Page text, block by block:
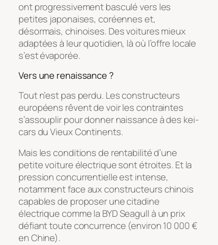
ont progressivement basculé vers les
petites japonaises, coréennes et,
désormais, chinoises. Des voitures mieux
adaptées à leur quotidien, là où l’offre locale
s’est évaporée.
Vers une renaissance ?
Tout n’est pas perdu. Les constructeurs
européens rêvent de voir les contraintes
s’assouplir pour donner naissance à des kei-
cars du Vieux Continents.
Mais les conditions de rentabilité d’une
petite voiture électrique sont étroites. Et la
pression concurrentielle est intense,
notamment face aux constructeurs chinois
capables de proposer une citadine
électrique comme la BYD Seagull à un prix
défiant toute concurrence (environ 10 000 €
en Chine).